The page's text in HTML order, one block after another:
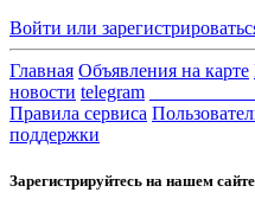
Войти или
Главная Объявления на карте
новости telegram
Правила сервиса
поддержки
Зарегистрируйтесь на нашем сайте